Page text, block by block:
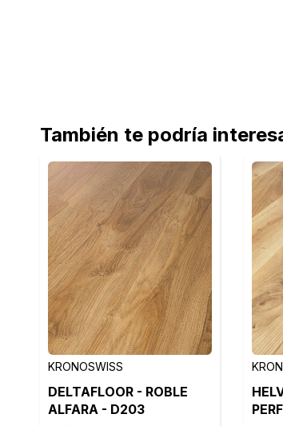
También te podría
KRONOSWISS
DELTAFLOOR - ROBLE
ALFARA - D203